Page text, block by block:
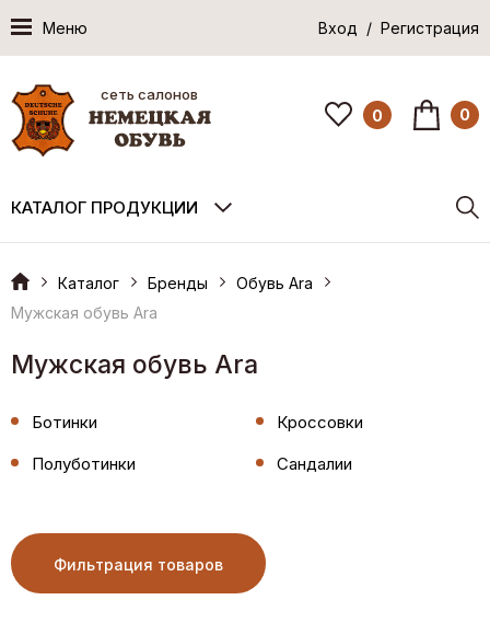
Меню Вход / Регистрация
сеть салонов
0 0
КАТАЛОГ ПРОДУКЦИИ
Каталог Бренды
Обувь Ara
Мужская обувь Ara
Мужская обувь Ara
Ботинки
Кроссовки
Полуботинки
Сандалии
Фильтрация товаров